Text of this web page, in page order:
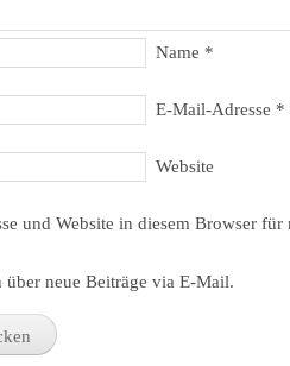
Name *
E-Mail-Adresse *
Website
und Website in diesem Browser
neue Beiträge via E-Mail.